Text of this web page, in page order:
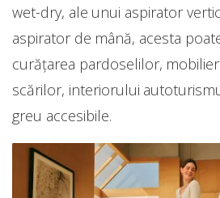
wet-dry, ale unui aspirator
aspirator de mână, acesta
curățarea pardoselilor,
scărilor, interiorului
greu accesibile.